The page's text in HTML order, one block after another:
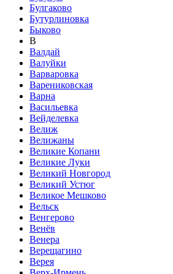
Булгаково
Бутурлиновка
Быково
В
Валдай
Валуйки
Варваровка
Варениковская
Варна
Васильевка
Вейделевка
Велиж
Велижаны
Великие Копани
Великие Луки
Великий Новгород
Великий Устюг
Великое Мешково
Вельск
Венгерово
Венёв
Венера
Верещагино
Верея